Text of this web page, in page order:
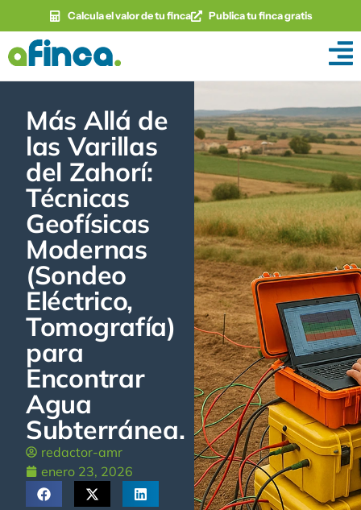
Calcula el valor de tu finca Publica tu finca gratis
Más Allá de
las Varillas
del Zahorí:
Técnicas
Geofísicas
Modernas
(Sondeo
Eléctrico,
Tomografía)
para
Encontrar
Agua
Subterránea.
redactor-amr
enero 23, 2026